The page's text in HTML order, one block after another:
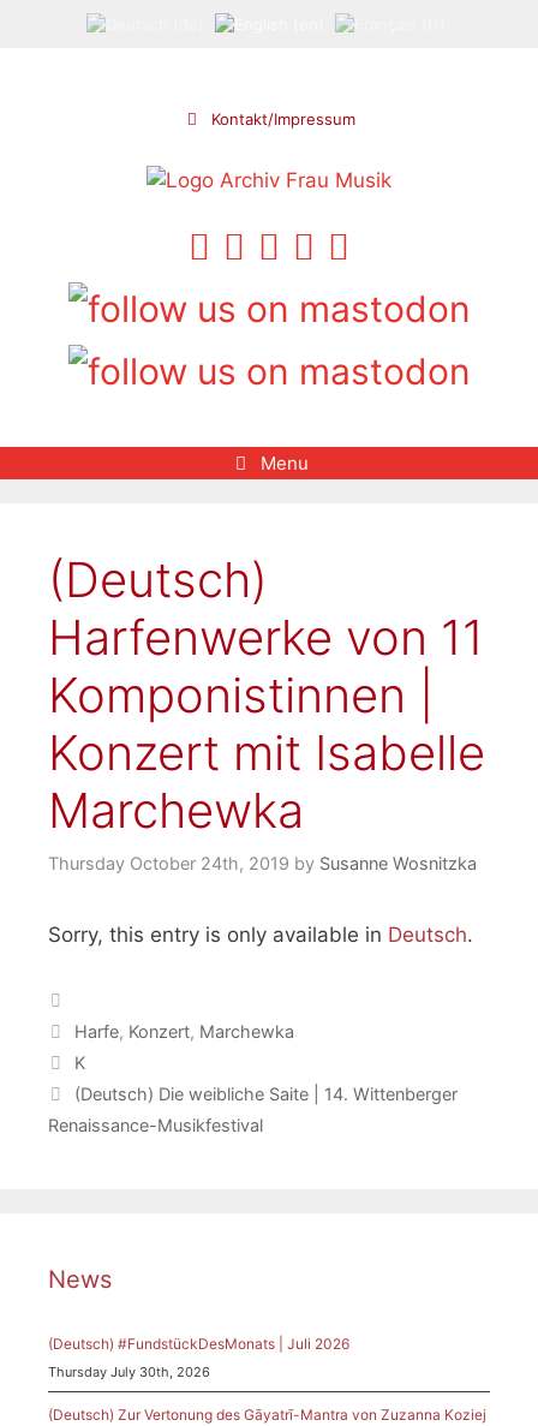
Kontakt/Impressum
Menu
(Deutsch)
Harfenwerke von 11
Komponistinnen |
Konzert mit Isabelle
Marchewka
Thursday October 24th, 2019 by Susanne Wosnitzka
Sorry, this entry is only available in Deutsch.
Tags
Harfe, Konzert, Marchewka
K
(Deutsch) Die weibliche Saite | 14. Wittenberger
Renaissance-Musikfestival
News
(Deutsch) #FundstückDesMonats | Juli 2026
Thursday July 30th, 2026
(Deutsch) Zur Vertonung des Gāyatrī-Mantra von Zuzanna Koziej